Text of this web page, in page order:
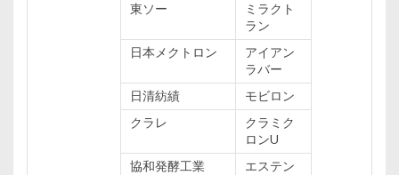
東ソー
ミラクト
ラン
日本 メクトロン
アイアン
ラバー
日清紡績
モビロン
クラレ
クラミク
ロンU
協和発酵工業
エステン